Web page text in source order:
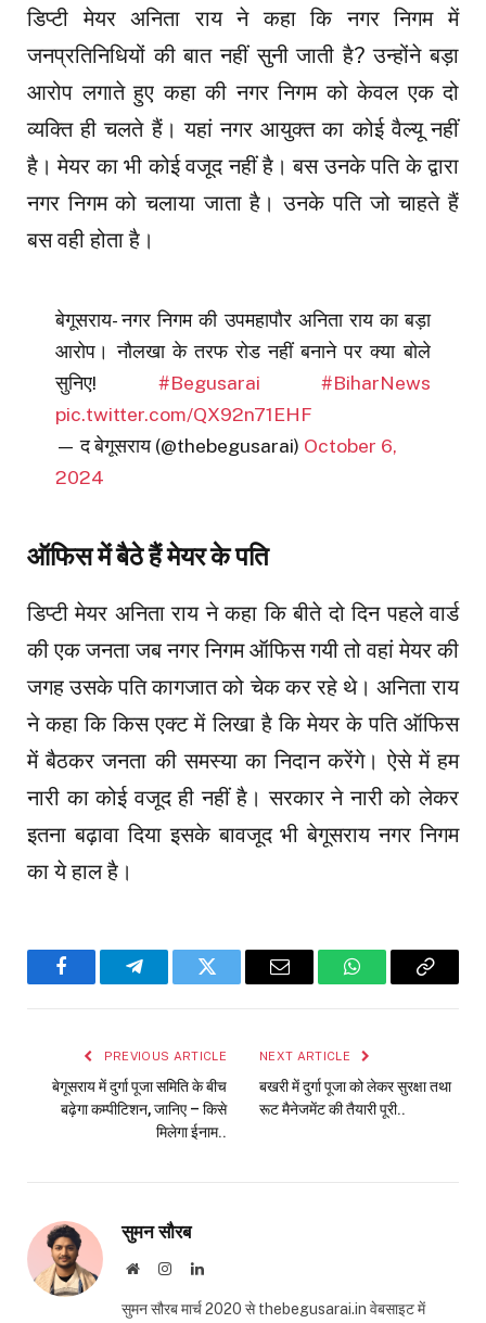
डिप्टी मेयर अनिता राय ने कहा कि नगर निगम में
जनप्रतिनिधियों की बात नहीं सुनी जाती है? उन्होंने बड़ा
आरोप लगाते हुए कहा की नगर निगम को केवल एक दो
व्यक्ति ही चलते हैं। यहां नगर आयुक्त का कोई वैल्यू नहीं
है। मेयर का भी कोई वजूद नहीं है। बस उनके पति के द्वारा
नगर निगम को चलाया जाता है। उनके पति जो चाहते हैं
बस वही होता है।
बेगूसराय- नगर निगम की उपमहापौर अनिता राय का बड़ा
आरोप। नौलखा के तरफ रोड नहीं बनाने पर क्या बोले
सुनिए! #Begusarai
#BiharNews
pic.twitter.com/QX92n71EHF
— द बेगूसराय (@thebegusarai) October 6,
2024
ऑफिस में बैठे हैं मेयर के पति
डिप्टी मेयर अनिता राय ने कहा कि बीते दो दिन पहले वार्ड
की एक जनता जब नगर निगम ऑफिस गयी तो वहां मेयर की
जगह उसके पति कागजात को चेक कर रहे थे। अनिता राय
ने कहा कि किस एक्ट में लिखा है कि मेयर के पति ऑफिस
में बैठकर जनता की समस्या का निदान करेंगे। ऐसे में हम
नारी का कोई वजूद ही नहीं है। सरकार ने नारी को लेकर
इतना बढ़ावा दिया इसके बावजूद भी बेगूसराय नगर निगम
का ये हाल है।
FacebookTelegramTwitter Email WhatsAppCopy
PREVIOUS ARTICLE
बेगूसराय में दुर्गा पूजा समिति के बीच
बढ़ेगा कम्पीटिशन, जानिए – किसे
मिलेगा ईनाम..
NEXT ARTICLE
बखरी में दुर्गा पूजा को लेकर सुरक्षा तथा
रूट मैनेजमेंट की तैयारी पूरी..
सुमन सौरब
WebsiteInstagramLinkedIn
सुमन सौरब मार्च 2020 से thebegusarai.in वेबसाइट में